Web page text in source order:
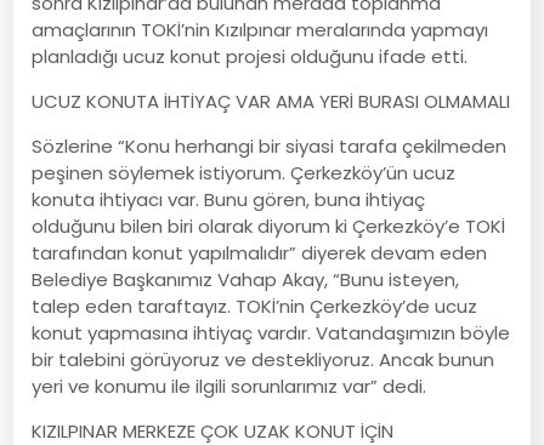
amaçlarının TOKİ’nin Kızılpınar meralarında yapmayı
planladığı ucuz konut projesi olduğunu ifade etti.
UCUZ KONUTA İHTİYAÇ VAR AMA YERİ BURASI OLMAMALI
Sözlerine “Konu herhangi bir siyasi tarafa çekilmeden
peşinen söylemek istiyorum. Çerkezköy’ün ucuz
konuta ihtiyacı var. Bunu gören, buna ihtiyaç
olduğunu bilen biri olarak diyorum ki Çerkezköy’e TOKİ
tarafından konut yapılmalıdır” diyerek devam eden
Belediye Başkanımız Vahap Akay, “Bunu isteyen,
talep eden taraftayız. TOKİ’nin Çerkezköy’de ucuz
konut yapmasına ihtiyaç vardır. Vatandaşımızın böyle
bir talebini görüyoruz ve destekliyoruz. Ancak bunun
yeri ve konumu ile ilgili sorunlarımız var” dedi.
KIZILPINAR MERKEZE ÇOK UZAK KONUT İÇİN